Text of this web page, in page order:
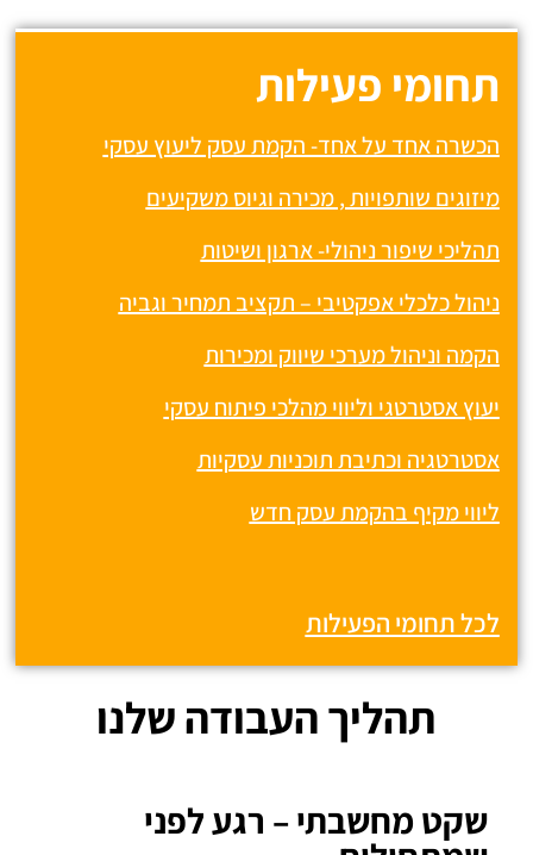
תחומי פעילות
הכשרה אחד על אחד- הקמת עסק ליעוץ עסקי
מיזוגים שותפויות , מכירה וגיוס משקיעים
תהליכי שיפור ניהולי- ארגון ושיטות
ניהול כלכלי אפקטיבי – תקציב תמחיר וגביה
הקמה וניהול מערכי שיווק ומכירות
יעוץ אסטרטגי וליווי מהלכי פיתוח עסקי
אסטרטגיה וכתיבת תוכניות עסקיות
ליווי מקיף בהקמת עסק חדש
לכל תחומי הפעילות
תהליך העבודה שלנו
שקט מחשבתי – רגע לפני